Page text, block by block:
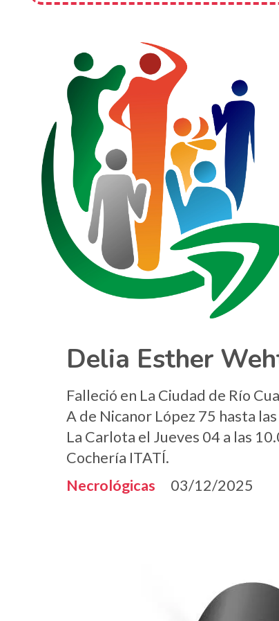
Delia Esther
Falleció en La Ciudad de Río
A de Nicanor López 75 hasta
La Carlota el Jueves 04 a las
Cochería ITATÍ.
Necrológicas
03/12/2025